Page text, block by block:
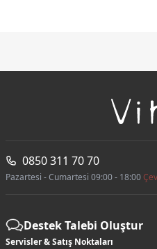
0850 311 70 70
Pazartesi - Cumartesi 09:00 - 18:00
Destek Talebi Oluştur
Servisler & Satış Noktaları